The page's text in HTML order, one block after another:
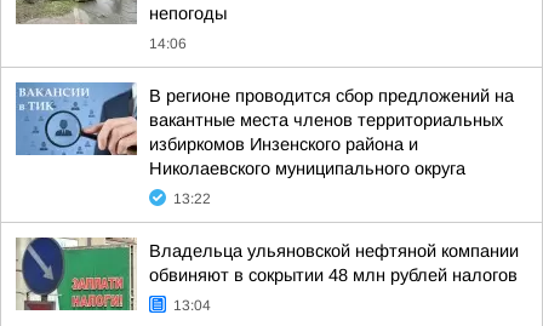
непогоды
14:06
В регионе проводится сбор предложений на
вакантные места членов территориальных
избиркомов Инзенского района и
Николаевского муниципального округа
13:22
Владельца ульяновской нефтяной компании
обвиняют в сокрытии 48 млн рублей налогов
13:04